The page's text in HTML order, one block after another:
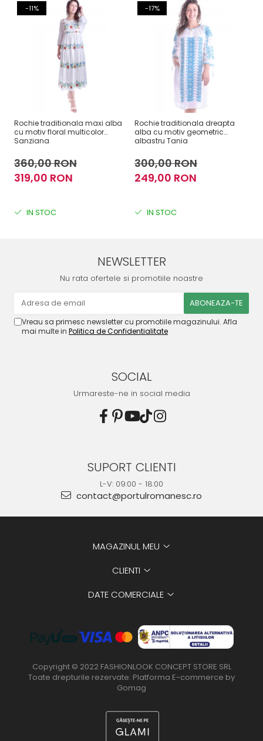
-11%
Rochie traditionala maxi alba
cu motiv floral multicolor
Sanziana
360,00 RON
319,00 RON
IN STOC
-17%
Rochie traditionala dreapta
alba cu motiv geometric
albastru Tania
300,00 RON
249,00 RON
IN STOC
NEWSLETTER
Nu rata ofertele si promotiile noastre
Vreau sa primesc newsletter cu promotiile magazinului. Afla
mai multe in Politica de Confidentialitate
SOCIAL
Urmareste-ne in social media
SUPORT CLIENTI
L-V: 09:00 - 18:00
contact@portulromanesc.ro
MAGAZINUL MEU
CLIENTI
DATE COMERCIALE
Copyright © 2022 FASHIONLOOK CONCEPT STORE SRL
Toate drepturile rezervate: Platforma E-commerce by
Gomag